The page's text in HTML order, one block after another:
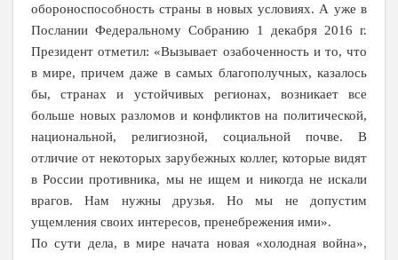
обороноспособность страны в новых условиях. А уже в
Послании Федеральному Собранию 1 декабря 2016 г.
Президент отметил: «Вызывает озабоченность и то, что
в мире, причем даже в самых благополучных, казалось
бы, странах и устойчивых регионах, возникает все
больше новых разломов и конфликтов на политической,
национальной, религиозной, социальной почве. В
отличие от некоторых зарубежных коллег, которые видят
в России противника, мы не ищем и никогда не искали
врагов. Нам нужны друзья. Но мы не допустим
ущемления своих интересов, пренебрежения ими».
По сути дела, в мире начата новая «холодная война»,